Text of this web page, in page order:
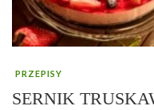
PRZEPISY
SERNIK